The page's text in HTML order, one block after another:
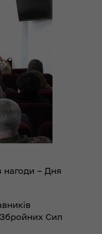
нагоди – Дня
Сил